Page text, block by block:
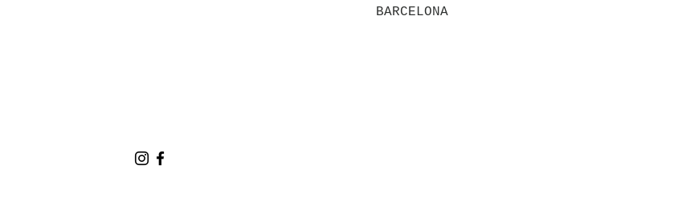
BARCELONA